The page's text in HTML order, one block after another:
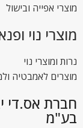
מוצרי אפייה ובישול
מוצרי נוי
נרות ומוצרי נוי
מוצרים לאמבטיה
חברת אס.די
בע"מ